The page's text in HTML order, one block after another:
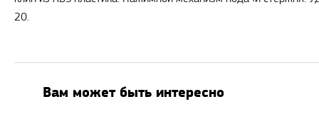
20.
Вам может быть интересно